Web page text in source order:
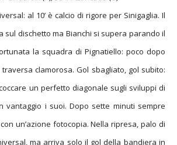
sul dischetto ma Bianchi si supera parando il
la squadra di Pignatiello: poco dopo
clamorosa. Gol sbagliato, gol subito:
un perfetto diagonale sugli sviluppi di
vantaggio i suoi. Dopo sette minuti sempre
un’azione fotocopia. Nella ripresa, palo di
ma arriva solo il gol della bandiera in